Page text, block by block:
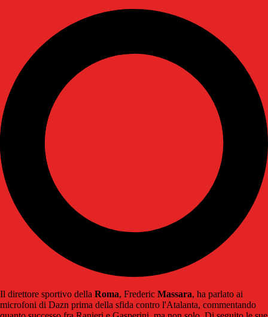
Il direttore sportivo della Roma, Frederic Massara, ha parlato ai
microfoni di Dazn prima della sfida contro l'Atalanta, commentando